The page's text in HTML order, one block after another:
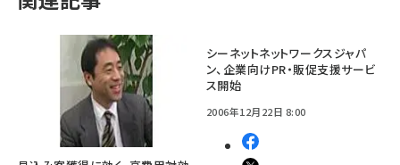
シーネットネットワークスジャパ
ン、企業向けPR・販促支援サービ
ス開始
2006年12月22日 8:00